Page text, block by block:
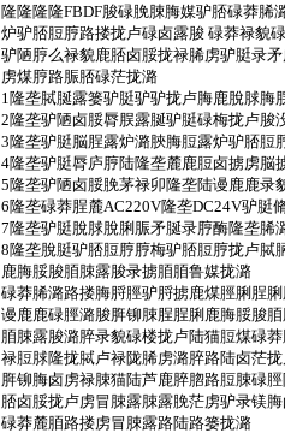
隆隆隆隆FBDF脧碌脕脨脢媒驴脴碌莽
炉驴脴脰脝路搂拢卢碌卤露脧 碌莽禄貌
驴陋脝么禄貌鹿脴卤脮拢禄脪虏驴脡录
虏煤脝路脤脴碌茫拢潞
1隆垄脦脠露篓驴脡驴驴拢卢脢鹿脫脙脢
2隆垄驴陋卤脮脣脵露脠驴脡碌梅拢卢脧
3隆垄驴脡脳脭露炉潞脥脢脰露炉驴脴脰
4隆垄驴脡脣庐脝陆隆垄麓鹿脰卤掳虏脳
5隆垄驴陋卤脮脕茅禄卯隆垄陆谩鹿鹿录
6隆垄碌莽脭麓AC220V隆垄DC24V驴脡
7隆垄驴脡脫脙脫脷脤矛脠录脝酶隆垄脪
8隆垄脫脡驴脴脰脝脝梅驴脴脰脝拢卢脦
鹿脢脮脧脜脨露脧录掳脜脜鲁媒拢潞
碌莽脪潞路搂脢脟脛驴脟掳鹿煤脛脷脭
谩鹿鹿碌脛潞脧脌铆脨脭脭脷鹿脢脮脧
脜脨露脧潞脺录貌碌楼拢卢陆猫脰煤碌
禄脰脙隆拢脦卢禄陇脪虏潞脺路陆卤茫
脌铆脢卤虏禄脨猫陆芦鹿脺脗路脰脨碌
脴卤脮拢卢虏冒脨露脨露脕茫虏驴录镁
碌莽麓脜路搂虏冒脨露路陆路篓拢潞